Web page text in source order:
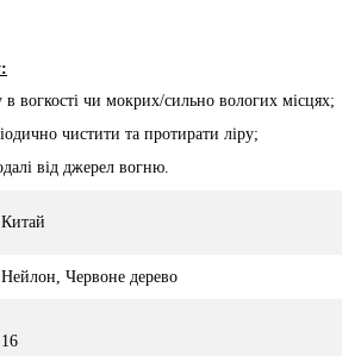
в вогкості чи мокрих/сильно вологих місцях;
чистити та протирати ліру;
від джерел вогню.
Китай
Нейлон, Червоне дерево
16